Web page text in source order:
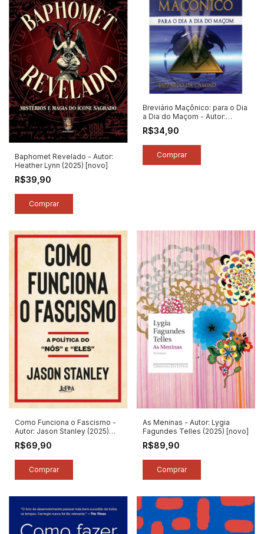
Baphomet Revelado - Autor:
Heather Lynn (2025) [novo]
R$39,90
Breviário Maçônico: para o Dia
a Dia do Maçom - Autor:
Rizzardo da Camino (2025)
[novo]
R$34,90
Como Funciona o Fascismo -
Autor: Jason Stanley (2025)
[novo]
R$69,90
As Meninas - Autor: Lygia
Fagundes Telles (2025) [novo]
R$89,90